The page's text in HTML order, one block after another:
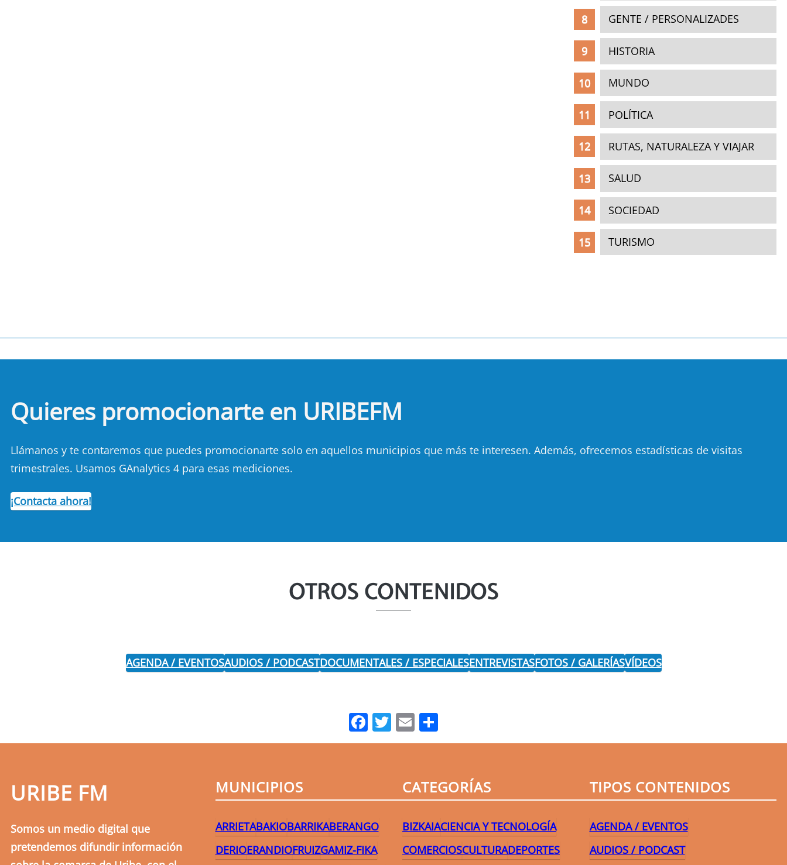
GENTE / PERSONALIZADES
HISTORIA
MUNDO
POLÍTICA
RUTAS, NATURALEZA Y VIAJAR
SALUD
SOCIEDAD
TURISMO
Quieres promocionarte en URIBEFM
Llámanos y te contaremos que puedes promocionarte solo en aquellos municipios que más te interesen. Además, ofrecemos estadísticas de visitas
trimestrales. Usamos GAnalytics 4 para esas mediciones.
¡Contacta ahora!
OTROS CONTENIDOS
AGENDA / EVENTOSAUDIOS / PODCASTDOCUMENTALES / ESPECIALESENTREVISTASFOTOS / GALERÍASVÍDEOS
Facebook
Twitter
Email
URIBE FM
Somos un medio digital que
pretendemos difundir información
MUNICIPIOS
ARRIETABAKIOBARRIKABERANGO
DERIOERANDIOFRUIZGAMIZ-FIKA
CATEGORÍAS
BIZKAIACIENCIA Y TECNOLOGÍA
COMERCIOSCULTURADEPORTES
TIPOS CONTENIDOS
AGENDA / EVENTOS
AUDIOS / PODCAST